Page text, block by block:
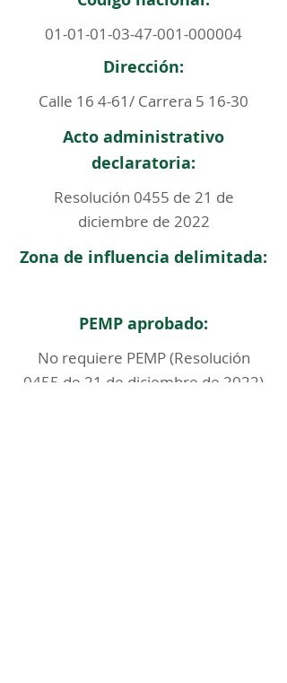
01-01-01-03-47-001-000004
Dirección:
Calle 16 4-61/ Carrera 5 16-30
Acto administrativo
declaratoria:
Resolución 0455 de 21 de
diciembre de 2022
Zona de influencia delimitada:
PEMP aprobado:
No requiere PEMP (Resolución
0455 de 21 de diciembre de 2022)